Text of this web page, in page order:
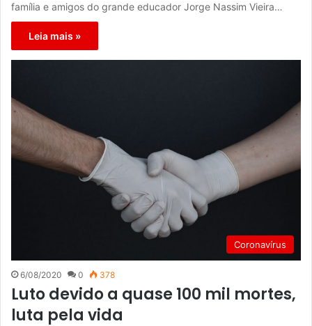
família e amigos do grande educador Jorge Nassim Vieira…
Leia mais »
Coronavírus
6/08/2020 0 378
Luto devido a quase 100 mil mortes,
luta pela vida